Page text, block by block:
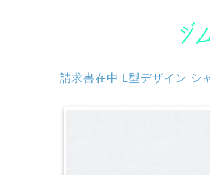
請求書在中 L型デザイン シ